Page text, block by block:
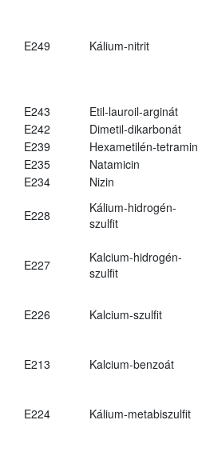
E249 Kálium-nitrit
E243
Etil-lauroil-arginát
E242
Dimetil-dikarbonát
E239
Hexametilén-tetramin
E235
Natamicin
E234
Nizin
E228
Kálium-hidrogén-
szulfit
E227
Kalcium-hidrogén-
szulfit
E226 Kalcium-szulfit
E213 Kalcium-benzoát
E224 Kálium-metabiszulfit